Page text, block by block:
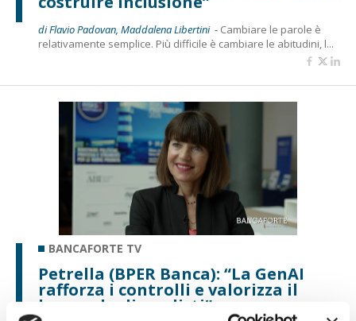
di Flavio Padovan, Maddalena Libertini - Cambiare le parole è
relativamente semplice. Più difficile è cambiare le abitudini, l...
BANCAFORTE TV
Petrella (BPER Banca): “La GenAI
rafforza i controlli e valorizza il
lavoro degli analisti”